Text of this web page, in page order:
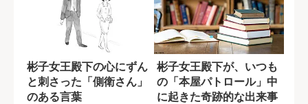
彬子女王殿下の心にずん
と刺さった「側衛さん」
のある言葉
彬子女王殿下が、いつも
の「本屋パトロール」中
に起きた奇跡的な出来事